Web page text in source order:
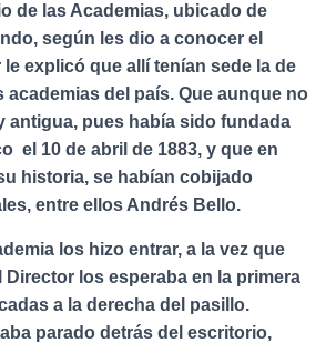
de las Academias, ubicado de
según les dio a conocer el
explicó que allí tenían sede la de
academias del país. Que aunque no
antigua, pues había sido fundada
el 10 de abril de 1883, y que en
historia, se habían cobijado
entre ellos Andrés Bello.
los hizo entrar, a la vez que
Director los esperaba en la primera
a la derecha del pasillo.
parado detrás del escritorio,